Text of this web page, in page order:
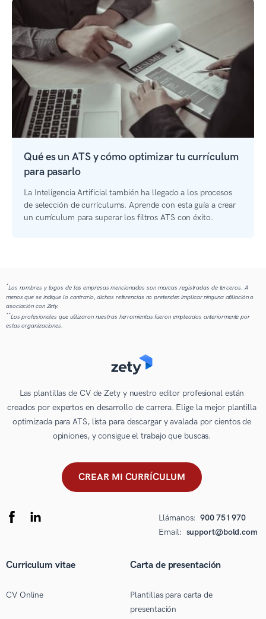
Qué es un ATS y cómo optimizar tu currículum
para pasarlo
La Inteligencia Artificial también ha llegado a los procesos
de selección de currículums. Aprende con esta guía a crear
un currículum para superar los filtros ATS con éxito.
*Los nombres y logos de las empresas mencionadas son marcas registradas de terceros. A
menos que se indique lo contrario, dichas referencias no pretenden implicar ninguna afiliación o
asociación con Zety.
**Los profesionales que utilizaron nuestras herramientas fueron empleados anteriormente por
estas organizaciones.
Las plantillas de CV de Zety y nuestro editor profesional están
creados por expertos en desarrollo de carrera. Elige la mejor plantilla
optimizada para ATS, lista para descargar y avalada por cientos de
opiniones, y consigue el trabajo que buscas.
CREAR MI CURRÍCULUM
Llámanos: 900 751 970
Email: support@bold.com
Curriculum vitae
CV Online
Carta de presentación
Plantillas para carta de
presentación